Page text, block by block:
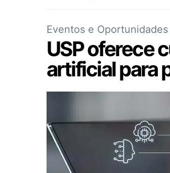
Eventos e Oportunidades
USP oferece
artificial para